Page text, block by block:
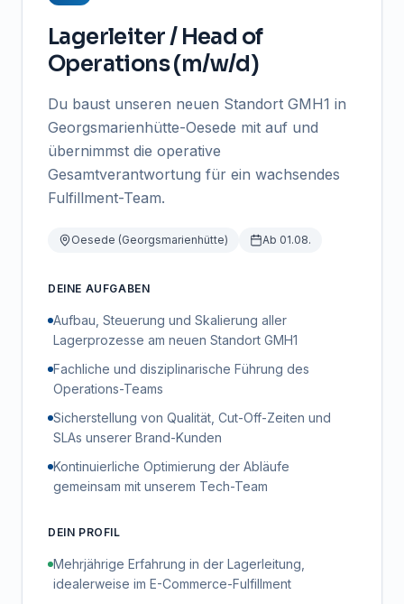
Lagerleiter / Head of
Operations (m/w/d)
Du baust unseren neuen Standort GMH1 in
Georgsmarienhütte-Oesede mit auf und
übernimmst die operative
Gesamtverantwortung für ein wachsendes
Fulfillment-Team.
Oesede (Georgsmarienhütte) Ab 01.08.
DEINE AUFGABEN
Aufbau, Steuerung und Skalierung aller
Lagerprozesse am neuen Standort GMH1
Fachliche und disziplinarische Führung des
Operations-Teams
Sicherstellung von Qualität, Cut-Off-Zeiten und
SLAs unserer Brand-Kunden
Kontinuierliche Optimierung der Abläufe
gemeinsam mit unserem Tech-Team
DEIN PROFIL
Mehrjährige Erfahrung in der Lagerleitung,
idealerweise im E-Commerce-Fulfillment